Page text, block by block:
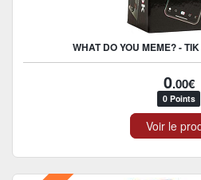
WHAT DO YOU MEME? -
0.00€
0 Points
Voir le